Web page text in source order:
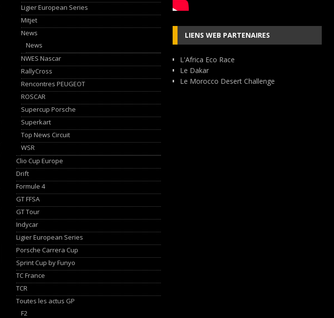
Ligier European Series
Mitjet
News
News
NWES Nascar
RallyCross
Rencontres PEUGEOT
ROSCAR
Supercup Porsche
Superkart
Top News Circuit
WSR
Clio Cup Europe
Drift
Formule 4
GT FFSA
GT Tour
Indycar
Ligier European Series
Porsche Carrera Cup
Sprint Cup by Funyo
TC France
TCR
Toutes les actus GP
F2
LIENS WEB PARTENAIRES
L'Africa Eco Race
Le Dakar
Le Morocco Desert Challenge